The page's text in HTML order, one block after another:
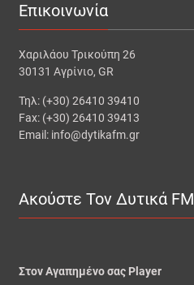
Επικοινωνία
Χαριλάου Τρικούπη 26
30131 Αγρίνιο, GR
Τηλ: (+30) 26410 39410
Fax: (+30) 26410 39413
Email: info@dytikafm.gr
Ακούστε Τον Δυτικά FM
Στον Αγαπημένο σας Player